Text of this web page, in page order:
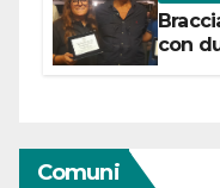
con
Comuni